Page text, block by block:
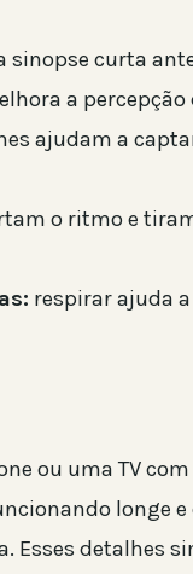
sinopse curta
a percepção
ajudam a
o ritmo e
respirar ajuda
ou uma TV
longe
Esses detalhes